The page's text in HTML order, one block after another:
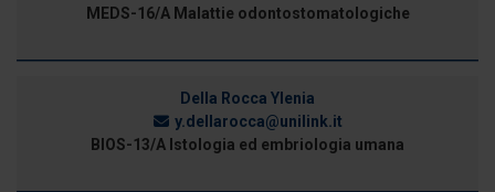
MEDS-16/A Malattie odontostomatologiche
Della Rocca Ylenia
y.dellarocca@unilink.it
BIOS-13/A Istologia ed embriologia umana